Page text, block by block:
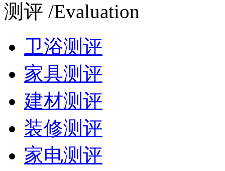
测评 /Evaluation
卫浴测评
家具测评
建材测评
装修测评
家电测评